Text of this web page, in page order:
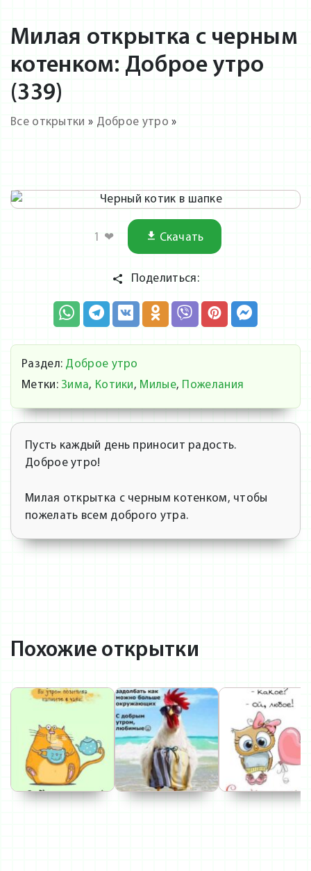
Милая открытка с черным
котенком: Доброе утро
(339)
Все открытки » Доброе утро »
1 ❤ Скачать
Поделиться:
Раздел: Доброе утро
Метки: Зима, Котики, Милые, Пожелания
Пусть каждый день приносит радость.
Доброе утро!
Милая открытка с черным котенком, чтобы
пожелать всем доброго утра.
Похожие открытки